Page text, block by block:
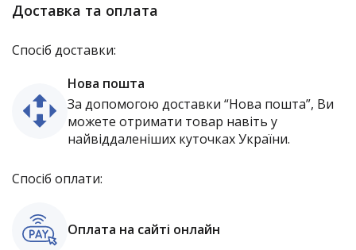
Доставка та оплата
Спосіб доставки:
Нова пошта
За допомогою доставки “Нова пошта”, Ви
можете отримати товар навіть у
найвіддаленіших куточках України.
Спосіб оплати:
Оплата на сайті онлайн